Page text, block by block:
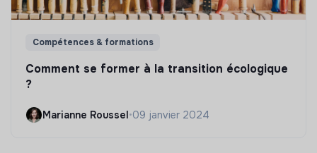
Compétences & formations
Comment se former à la transition écologique
?
Marianne Roussel•09 janvier 2024